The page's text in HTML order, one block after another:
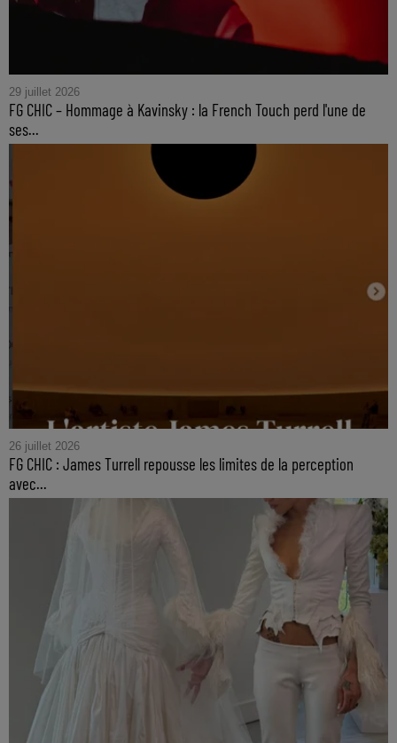
29 juillet 2026
FG CHIC – Hommage à Kavinsky : la French Touch perd l'une de
ses...
26 juillet 2026
FG CHIC : James Turrell repousse les limites de la perception
avec...